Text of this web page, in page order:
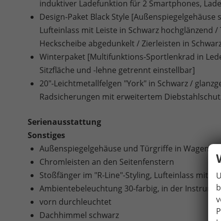
induktiver Ladefunktion für 2 Smartphones,
Design-Paket Black Style
Lufteinlass mit Leiste in Schwarz
Heckscheibe abgedunkelt / Zierleisten in
Winterpaket [Multifunktions-Sportlenkrad in
Sitzfläche und -lehne getrennt einstellbar]
20"-Leichtmetallfelgen "York" in Schwarz /
Radsicherungen mit erweitertem
Serienausstattung
Sonstiges
Außenspiegelgehäuse und Türgriffe in
Chromleisten an den Seitenfenstern
Stoßfänger im "R-Line"-Styling, Lufteinlass mit
Ambientebeleuchtung 30-farbig, in der
vorn durchleuchtet
Dachhimmel schwarz